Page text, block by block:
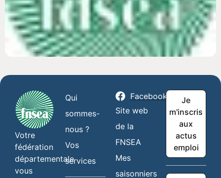
Votre
fédération
départementale
vous
Qui
sommes-
nous ?
Vos
services
Facebook
Site web
de la
FNSEA
Mes
saisonniers
Je
m'inscris
aux
actus
emploi